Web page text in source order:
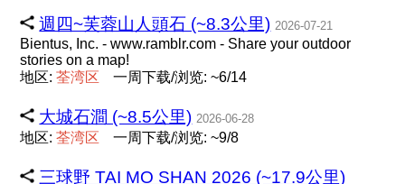
週四~芙蓉山人頭石 (~8.3公里) 2026-07-21
Bientus, Inc. - www.ramblr.com - Share your outdoor
stories on a map!
地区:荃湾区 一周下载/浏览: ~6/14
大城石澗 (~8.5公里) 2026-06-28
地区:荃湾区 一周下载/浏览: ~9/8
三球野 TAI MO SHAN 2026 (~17.9公里)